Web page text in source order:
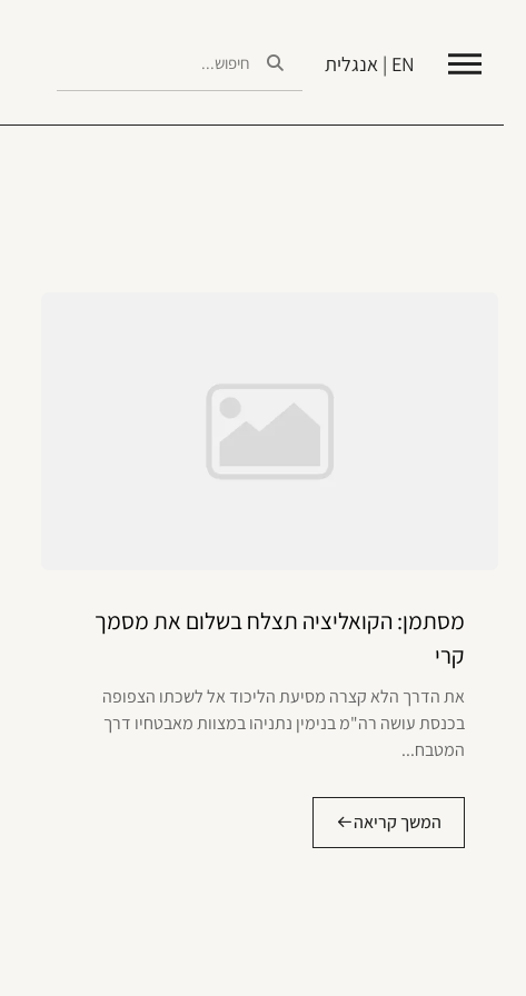
EN | אנגלית
מסתמן: הקואליציה תצלח בשלום את מסמך
קרי
את הדרך הלא קצרה מסיעת הליכוד אל לשכתו הצפופה
בכנסת עושה רה"מ בנימין נתניהו במצוות מאבטחיו דרך
המטבח...
המשך קריאה